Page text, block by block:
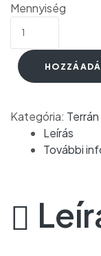
Mennyiség
Kategória:
Leírás
További